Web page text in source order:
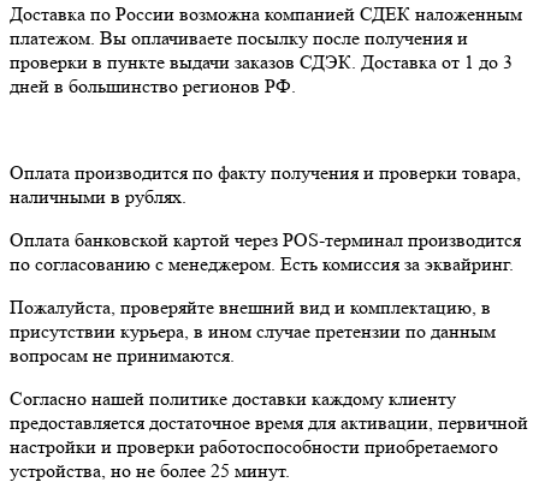
Доставка по России возможна компанией СДЕК наложенным
платежом. Вы оплачиваете посылку после получения и
проверки в пункте выдачи заказов СДЭК. Доставка от 1 до 3
дней в большинство регионов РФ.
Оплата производится по факту получения и проверки товара,
наличными в рублях.
Оплата банковской картой через POS-терминал производится
по согласованию с менеджером. Есть комиссия за эквайринг.
Пожалуйста, проверяйте внешний вид и комплектацию, в
присутствии курьера, в ином случае претензии по данным
вопросам не принимаются.
Согласно нашей политике доставки каждому клиенту
предоставляется достаточное время для активации, первичной
настройки и проверки работоспособности приобретаемого
устройства, но не более 25 минут.